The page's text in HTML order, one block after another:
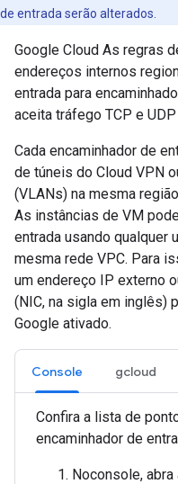
de entrada serão alterados.
Google Cloud As regras
endereços internos
entrada para
aceita tráfego TCP e
Cada encaminhador de
de túneis do Cloud VPN
(VLANs) na mesma
As instâncias de VM
entrada usando qualquer
mesma rede VPC. Para
um endereço IP externo
(NIC, na sigla em inglês)
Google ativado.
Console gcloud
Confira a lista de
encaminhador de
Noconsole, abra